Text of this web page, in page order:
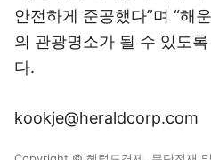
안전하게 준공했다”며 “해
의 관광명소가 될 수 있도
다.
kookje@heraldcorp.com